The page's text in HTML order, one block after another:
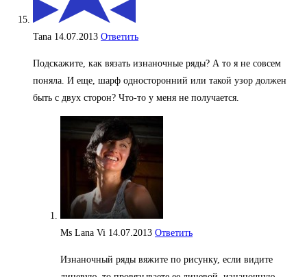
Tana 14.07.2013 Ответить
Подскажите, как вязать изнаночные ряды? А то я не совсем
поняла. И еще, шарф односторонний или такой узор должен
быть с двух сторон? Что-то у меня не получается.
Ms Lana Vi 14.07.2013 Ответить
Изнаночный ряды вяжите по рисунку, если видите